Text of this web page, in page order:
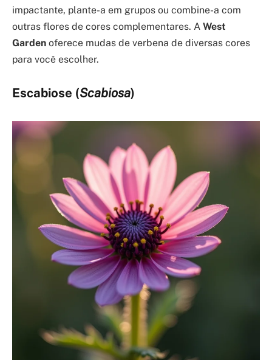
impactante, plante-a em grupos ou combine-a com
outras flores de cores complementares. A West
Garden oferece mudas de verbena de diversas cores
para você escolher.
Escabiose (Scabiosa)